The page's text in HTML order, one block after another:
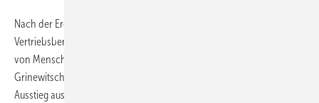
Nach der Eröffnung durch Tobias Mildenstein, Leiter der Buderus
Vertriebsbereiche Nord und Ost, wird Klara Krieg über die Interaktion
von Mensch, Maschine und KI sprechen. Prof. Dr.-Ing. Viktor
Grinewitschus von der EBZ Business School widmet sich dem
Ausstieg aus fossilen Energieträgern.